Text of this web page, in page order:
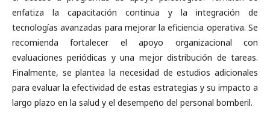
enfatiza la capacitación continua y la integración de
tecnologías avanzadas para mejorar la eficiencia operativa. Se
recomienda fortalecer el apoyo organizacional con
evaluaciones periódicas y una mejor distribución de tareas.
Finalmente, se plantea la necesidad de estudios adicionales
para evaluar la efectividad de estas estrategias y su impacto a
largo plazo en la salud y el desempeño del personal bomberil.